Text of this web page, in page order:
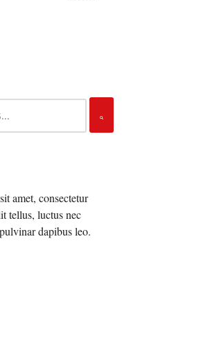
amet, consectetur
tellus, luctus nec
dapibus leo.